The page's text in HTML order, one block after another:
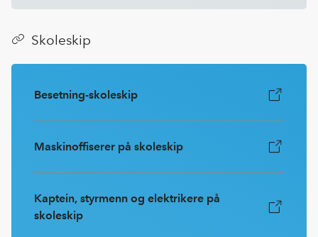
Skoleskip
Besetning-skoleskip
Maskinoffiserer på skoleskip
Kaptein, styrmenn og elektrikere på
skoleskip